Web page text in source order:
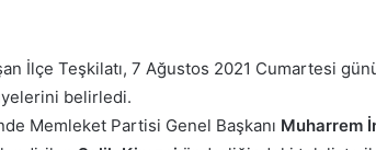
İlçe Teşkilatı, 7 Ağustos 2021 Cumartesi
belirledi.
Memleket Partisi Genel Başkanı Muharrem